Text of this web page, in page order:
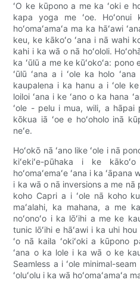
ʻO ke kūpono a me ka ʻoki e
kapa yoga me ʻoe.
hoʻomaʻamaʻa ma ka hāʻawi
keu, ke kākoʻo ʻana i nā wahi
kahi i ka wā o nā hoʻololi.
ka ʻūlū a me ke kūʻokoʻa:
ʻūlū ʻana a i ʻole ka holo
kaupalena i ka hanu a i ʻole
loiloi ʻana i ke ʻano o ka hana
ʻole - pelu i mua, wili, a
kōkua iā ʻoe e hoʻoholo inā
neʻe.
Hoʻokō nā ʻano like ʻole i nā
kiʻekiʻe-pūhaka i ke
hoʻomaʻemaʻe ʻana i ka
i ka wā o nā inversions a me nā
koho Capri a i ʻole nā ​​​​​​koho
maʻalahi, ka mahana, a me
noʻonoʻo i ka lōʻihi a me ke
tunic lōʻihi e hāʻawi i ka uhi
ʻo nā kaila ʻokiʻoki a kūpono
ʻana o ka lole i ka wā o ke
Seamless a i ʻole minimal-
ʻoluʻolu i ka wā hoʻomaʻamaʻa